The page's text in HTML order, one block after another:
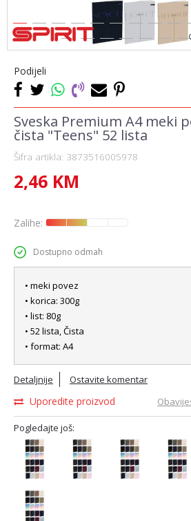
1 2 3 4 5 6 7 8 9
16
17 18 19 20 21 22
Podijeli
Sveska Premium A4 meki
čista "Teens" 52 lista
Šifra artikla: 3873516005978
2,46 KM
Zalihe:
Dostupno odmah
• meki povez
• korica: 300g
• list: 80g
• 52 lista, Čista
• format: A4
Detaljnije Ostavite komentar
Uporedite proizvod
Pogledajte još: